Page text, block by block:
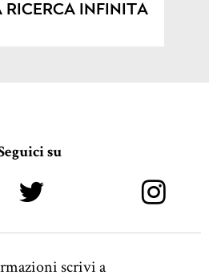
RICERCA INFINITA
su
scrivi a